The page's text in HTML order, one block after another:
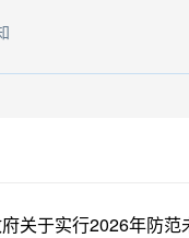
关于实行2026年防